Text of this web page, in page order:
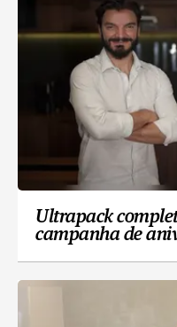
Ultrapack
campanha de